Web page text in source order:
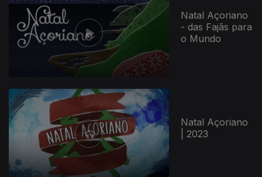
Natal Açoriano
- das Fajãs para
o Mundo
Natal Açoriano
| 2023